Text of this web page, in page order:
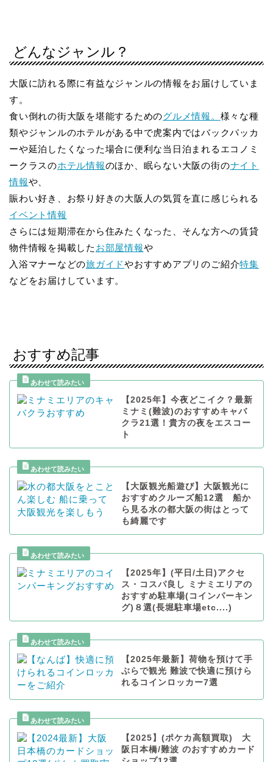
どんなジャンル？
大阪に訪れる際に有益なジャンルの情報をお届けしていま
す。
食い倒れの街大阪を堪能するためのグルメ情報。 様々な種
類やジャンルのホテルがある中で虎案内ではバックパッカ
ーや延泊したくなった場合に便利な当日泊まれるエコノミ
ークラスのホテル情報のほか、眠らない大阪の街のナイト
情報や、
賑わい好き、お祭り好きの大阪人の気質を直に感じられる
イベント情報
さらには短期滞在から住みたくなった、そんな方への賃貸
物件情報を掲載した お部屋情報や
入浴マナーなどの旅ガイドやおすすめアプリのご紹介特集
などをお届けしています。
おすすめ記事
【2025年】今夜どこイク？最新
ミナミ(難波)のおすすめキャバ
クラ21選！貴方の夜をエスコー
ト
【大阪観光船遊び】大阪観光に
おすすめクルーズ船12選 船か
ら見る水の都大阪の街はとって
も綺麗です
【2025年】(平日/土日)アクセ
ス・コスパ良し ミナミエリアの
おすすめ駐車場(コインパーキン
グ)８選(長堀駐車場etc....)
【2025年最新】荷物を預けて手
ぶらで観光 難波で快適に預けら
れるコインロッカー7選
【2025】(ポケカ高額買取) 大
阪日本橋/難波 のおすすめカード